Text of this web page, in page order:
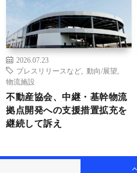
2026.07.23
プレスリリースなど
動向/展望
物流施設
不動産協会、中継・基幹物流
拠点開発への支援措置拡充を
継続して訴え